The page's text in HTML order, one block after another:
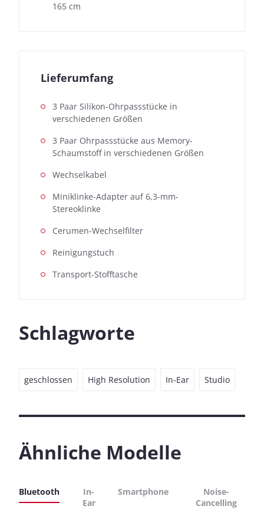
165 cm
Lieferumfang
3 Paar Silikon-Ohrpassstücke in
verschiedenen Größen
3 Paar Ohrpassstücke aus Memory-
Schaumstoff in verschiedenen Größen
Wechselkabel
Miniklinke-Adapter auf 6,3-mm-
Stereoklinke
Cerumen-Wechselfilter
Reinigungstuch
Transport-Stofftasche
Schlagworte
geschlossen High Resolution In-Ear Studio
Ähnliche Modelle
Bluetooth
In-
Ear
Smartphone
Noise-
Cancelling